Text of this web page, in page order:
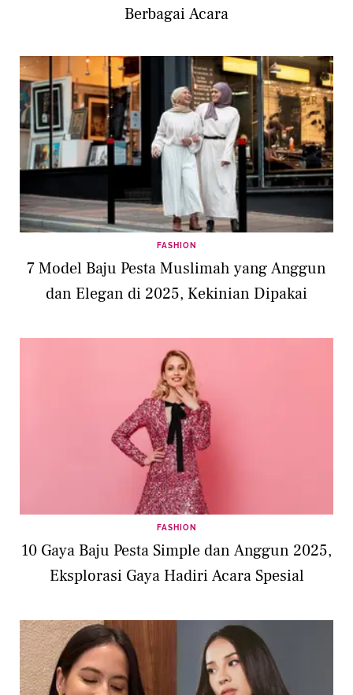
Berbagai Acara
FASHION
7 Model Baju Pesta Muslimah yang Anggun
dan Elegan di 2025, Kekinian Dipakai
FASHION
10 Gaya Baju Pesta Simple dan Anggun 2025,
Eksplorasi Gaya Hadiri Acara Spesial